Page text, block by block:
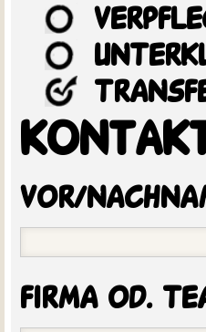
vor/
firma od.